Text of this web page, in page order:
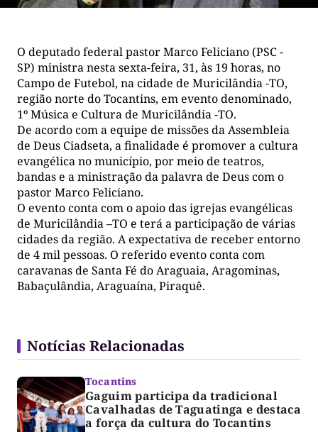
O deputado federal pastor Marco Feliciano (PSC -
SP) ministra nesta sexta-feira, 31, às 19 horas, no
Campo de Futebol, na cidade de Muricilândia -TO,
região norte do Tocantins, em evento denominado,
1º Música e Cultura de Muricilândia -TO.
De acordo com a equipe de missões da Assembleia
de Deus Ciadseta, a finalidade é promover a cultura
evangélica no município, por meio de teatros,
bandas e a ministração da palavra de Deus com o
pastor Marco Feliciano.
O evento conta com o apoio das igrejas evangélicas
de Muricilândia –TO e terá a participação de várias
cidades da região. A expectativa de receber entorno
de 4 mil pessoas. O referido evento conta com
caravanas de Santa Fé do Araguaia, Aragominas,
Babaçulândia, Araguaína, Piraquê.
Notícias Relacionadas
Tocantins
Gaguim participa da tradicional
Cavalhadas de Taguatinga e destaca
a força da cultura do Tocantins